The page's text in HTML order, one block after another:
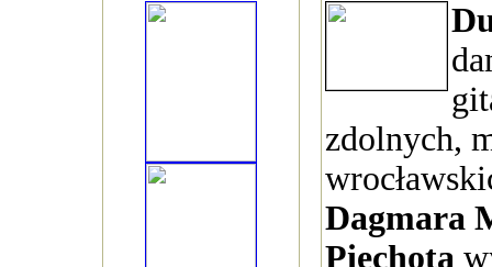
zdolnych,
Dagmara
Piechota